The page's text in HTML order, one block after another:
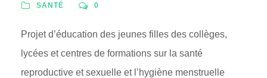
SANTÉ 0
Projet d’éducation des jeunes filles des collèges,
lycées et centres de formations sur la santé
reproductive et sexuelle et l’hygiène menstruelle